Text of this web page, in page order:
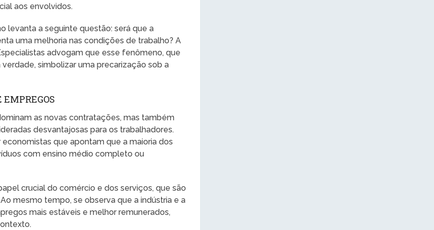
aos envolvidos.
levanta a seguinte questão: será que a
uma melhoria nas condições de trabalho? A
advogam que esse fenômeno, que
simbolizar uma precarização sob a
EMPREGOS
as novas contratações, mas também
desvantajosas para os trabalhadores.
que apontam que a maioria dos
com ensino médio completo ou
crucial do comércio e dos serviços, que são
mesmo tempo, se observa que a indústria e a
mais estáveis e melhor remunerados,